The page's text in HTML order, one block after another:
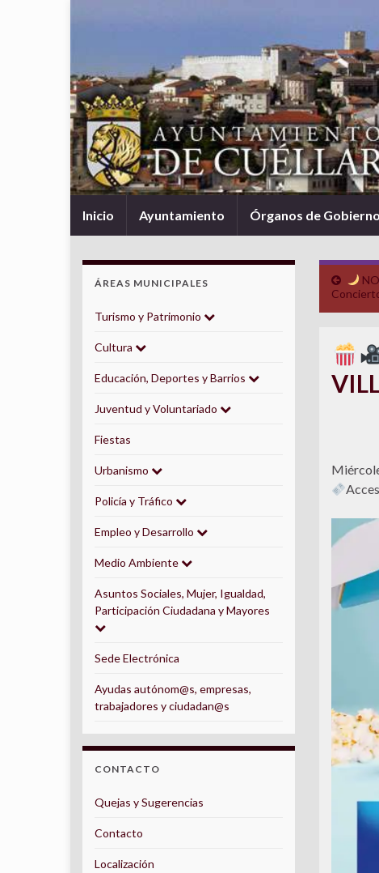
Inicio Ayuntamiento Órganos de Gobierno
ÁREAS MUNICIPALES
Turismo y Patrimonio
Cultura
Educación, Deportes y Barrios
Juventud y Voluntariado
Fiestas
Urbanismo
Policía y Tráfico
Empleo y Desarrollo
Medio Ambiente
Asuntos Sociales, Mujer, Igualdad,
Participación Ciudadana y Mayores
Sede Electrónica
Ayudas autónom@s, empresas,
trabajadores y ciudadan@s
CONTACTO
Quejas y Sugerencias
Contacto
Localización